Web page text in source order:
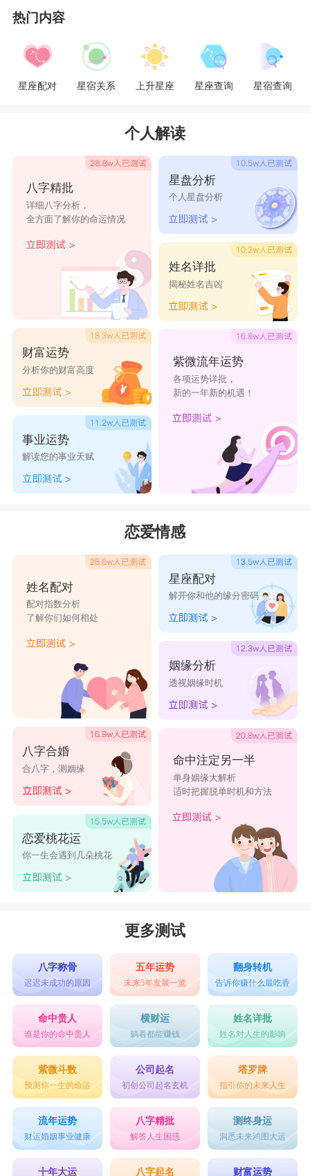
撕肯定抓狂，一边是现任的耍泼，一边是前任的叫
脑袋都要炸了，他只会将事情越搞越复
杂。
前任开撕?天秤男觉得遇上这种狗血大战，只
能问前任想要什么条件了，只要能接受的就接受，
花钱买消停。
天蝎座
按天蝎座
的高情商遇上前任开撕，也算是千年
等一回了。天蝎座自问分手的时候把话都说清楚
了，再来纠缠不清，行吧，那就走着瞧。爷就陪你
潇洒的射手座遇到前任开撕，那还潇洒得起来
吗?他会打友情牌，我们分手还可以做朋友，有事
情我能帮就帮，不要把事情搞这么难看吧!
摩羯座是家庭观念非常强的人，前任开撕一定
陪在现任身边，做好安抚工作。
水瓶座
遇到前任开撕会选择站在现任这一边，
跟她统一战线，始终支持她的决定，那不然还能怎
么样?
双鱼座
双鱼座有时候就是恨不得世界大乱，前任开
撕，那就来比比看谁的功力更强。反正谁也不能阻
挡我追寻爱情的脚步。
星座乐原创文章，转载需注明出处
热门内容
星座配对 星宿关系 上升星座 星座查询 星宿查询
个人解读
八字精批
详细八字分析，
全方面了解你的命运情况
财富运势
分析你的财富高度
事业运势
解读您的事业天赋
星盘分析
个人星盘分析
姓名详批
揭秘姓名吉凶
紫微流年运势
各项运势详批，
新的一年新的机遇！
恋爱情感
姓名配对
配对指数分析
了解你们如何相处
八字合婚
合八字，测姻缘
恋爱桃花运
你一生会遇到几朵桃花
星座配对
解开你和他的缘分密码
姻缘分析
透视姻缘时机
命中注定另一半
单身姻缘大解析
适时把握脱单时机和方法
更多测试
八字称骨
迟迟未成功的原因
五年运势
未来5年发展一览
翻身转机
告诉你赚什么最吃香
命中贵人
谁是你的命中贵人
横财运
躺着都能赚钱
姓名详批
姓名对人生的影响
紫微斗数
预测你一生的命运
公司起名
初创公司起名玄机
塔罗牌
指引你的未来人生
流年运势
财运婚姻事业健康
八字精批
解答人生困惑
测终身运
洞悉未来鸿图大运
十年大运 八字起名 财富运势